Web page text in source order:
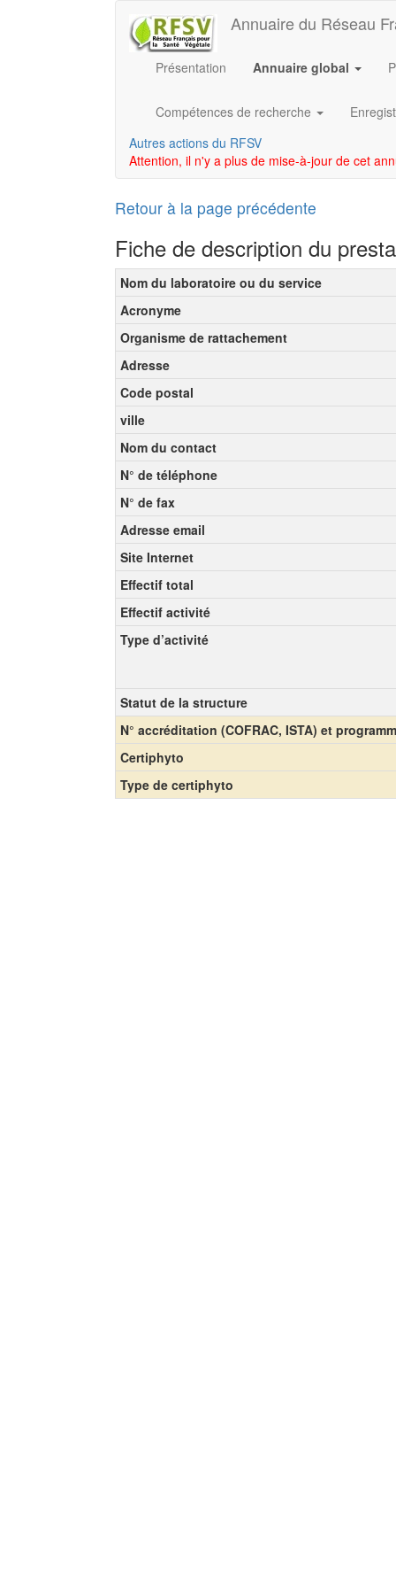
Annuaire du Réseau
Présentation Annuaire global
Compétences de recherche
Autres actions du RFSV
Attention, il n'y a plus de mise-à-jour de cet
Retour à la page précédente
Fiche de description du
Nom du laboratoire ou du service
Acronyme
Organisme de rattachement
Adresse
Code postal
ville
Nom du contact
N° de téléphone
N° de fax
Adresse email
Site Internet
Effectif total
Effectif activité
Type d’activité
Statut de la structure
N° accréditation (COFRAC, ISTA) et
Certiphyto
Type de certiphyto